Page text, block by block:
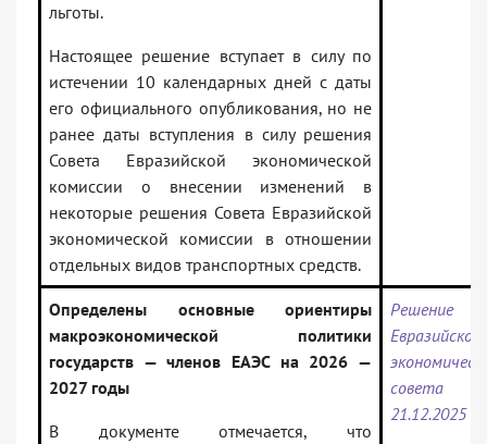
льготы.
Настоящее решение вступает в силу по
истечении 10 календарных дней с даты
его официального опубликования, но не
ранее даты вступления в силу решения
Совета Евразийской экономической
комиссии о внесении изменений в
некоторые решения Совета Евразийской
экономической комиссии в отношении
отдельных видов транспортных средств.
Определены основные ориентиры
макроэкономической политики
государств — членов ЕАЭС на 2026 —
2027 годы
В документе отмечается, что
Решение
21.12.2025